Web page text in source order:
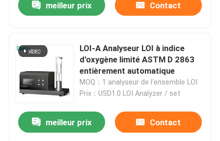
À la maison
meilleur prix Contact
LOI-A Analyseur LOI à indice
d'oxygène limité ASTM D 2863
entièrement automatique
MOQ：1 analyseur de l'ensemble LOI
Prix：USD1.0 LOI Analyzer / set
meilleur prix Contact